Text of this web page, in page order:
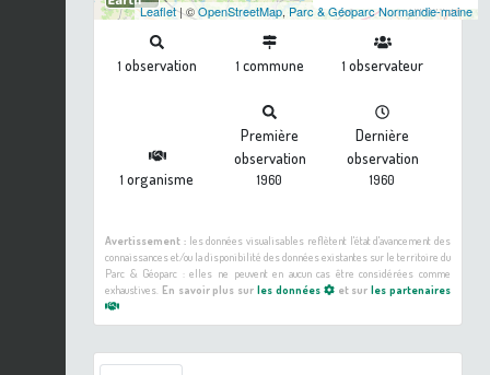
Leaflet| ©OpenStreetMap, Parc & Géoparc Normandie-maine
1 observation 1 commune 1 observateur
1 organisme
Première
observation
1960
Dernière
observation
1960
Avertissement :les données visualisables reflètent l'état d'avancement des
connaissances et/ou la disponibilité des données existantes sur le territoire du
Parc & Géoparc : elles ne peuvent en aucun cas être considérées comme
exhaustives. En savoir plus sur les données et surles partenaires